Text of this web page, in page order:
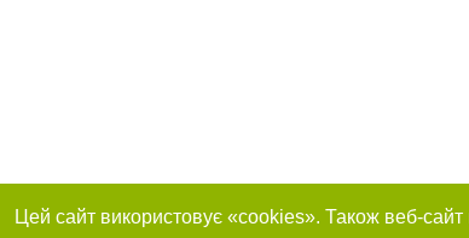
Цей сайт використовує «cookies». Також веб-сайт